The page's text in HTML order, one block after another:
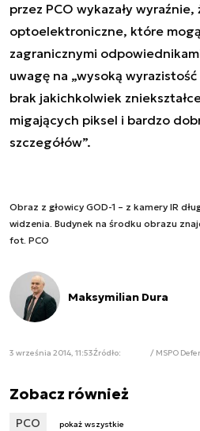
przez PCO wykazały
optoelektroniczne, które
zagranicznymi
uwagę na „wysoką
brak jakichkolwiek
migających piksel i bardzo
szczegółów”.
Obraz z głowicy GOD-1 – z kamery IR
widzenia. Budynek na środku obrazu
fot. PCO
Maksymilian Dura
3 września 2014, 11:53Źródło: / MSPO
Zobacz również
PCO pokaż wszystkie